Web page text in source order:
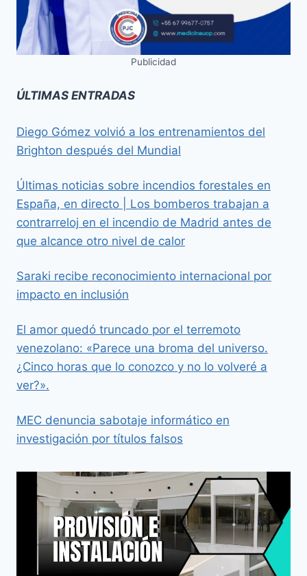
Publicidad
ÚLTIMAS ENTRADAS
Diego Gómez volvió a los entrenamientos del
Brighton después del Mundial
Últimas noticias sobre incendios forestales en
España, en directo | Los bomberos trabajan a
contrarreloj en el incendio de Madrid antes de
que alcance otro nivel de calor
Saraki recibe reconocimiento internacional por
impacto en inclusión
El amor quedó truncado por el terremoto
venezolano: «Parece una broma del universo.
¿Cinco horas que lo conozco y no lo volveré a
ver?».
MEC denuncia sabotaje informático en
investigación por títulos falsos